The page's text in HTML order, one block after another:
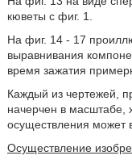
кюветы с фиг. 1.
На фиг. 14 - 17
выравнивания
время зажатия
Каждый из чертежей,
начерчен в масштабе,
осуществления может
Осуществление